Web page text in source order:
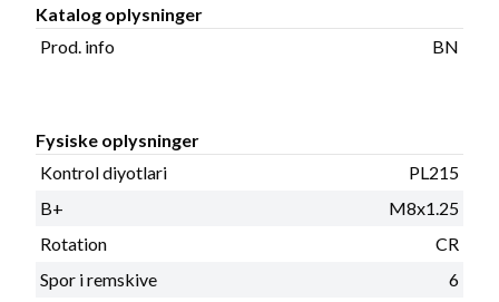
Katalog oplysninger
Prod. info
BN
Fysiske oplysninger
Kontrol diyotlari
PL215
B+
M8x1.25
Rotation
CR
Spor i remskive
6